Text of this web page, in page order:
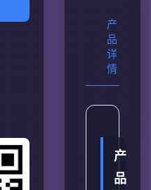
产
品
详
情
产
品